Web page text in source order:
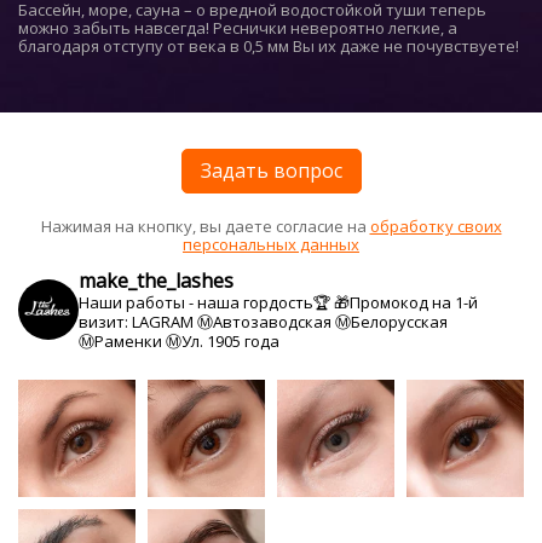
Бассейн, море, сауна – о вредной водостойкой туши теперь
можно забыть навсегда! Реснички невероятно легкие, а
благодаря отступу от века в 0,5 мм Вы их даже не почувствуете!
Задать вопрос
Нажимая на кнопку, вы даете согласие на обработку своих
персональных данных
make_the_lashes
Наши работы - наша гордость🏆🎁Промокод на 1-й
визит: LAGRAM Ⓜ️Автозаводская Ⓜ️Белорусская
Ⓜ️Раменки Ⓜ️Ул. 1905 года